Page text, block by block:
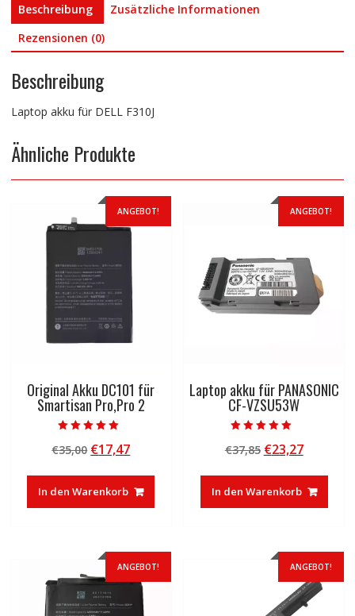
Beschreibung
Zusätzliche Informationen
Rezensionen (0)
Beschreibung
Laptop akku für DELL F310J
Ähnliche Produkte
ANGEBOT!
Original Akku DC101 für
Smartisan Pro,Pro 2
5.00
von 5
€35,00 Ursprünglicher
war:
€35,00
€17,47Aktueller
ist:
€17,47.
In den Warenkorb
ANGEBOT!
Laptop akku für PANASONIC
CF-VZSU53W
5.00
von 5
€37,85 Ursprünglicher
war:
€37,85
€23,27
ist:
€23,27.
In den Warenkorb
ANGEBOT! ANGEBOT!